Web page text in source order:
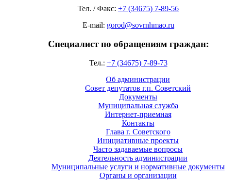
Тел. / Факс: +7 (34675) 7-89-56
E-mail: gorod@sovrnhmao.ru
Специалист по обращениям граждан:
Тел.: +7 (34675) 7-89-73
Об администрации
Совет депутатов г.п. Советский
Документы
Муниципальная служба
Интернет-приемная
Контакты
Глава г. Советского
Инициативные проекты
Часто задаваемые вопросы
Деятельность администрации
Муниципальные услуги и нормативные документы
Органы и организации